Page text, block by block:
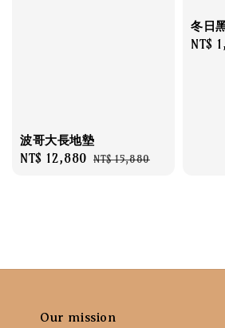
波哥大長地墊
Sale
NT$ 12,880 Regular
NT$ 15,880
冬日
NT$
Our mission